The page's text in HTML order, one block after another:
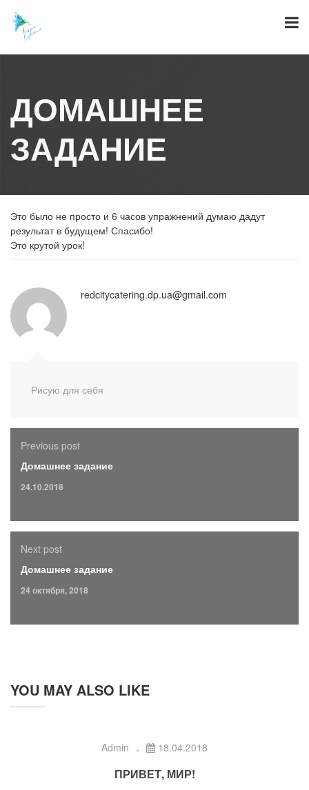
content
ДОМАШНЕЕ
ЗАДАНИЕ
Это было не просто и 6 часов упражнений думаю дадут
результат в будущем! Спасибо!
Это крутой урок!
redcitycatering.dp.ua@gmail.com
Рисую для себя
Previous post
Домашнее задание
24.10.2018
Next post
Домашнее задание
24 октября, 2018
YOU MAY ALSO LIKE
Admin 18.04.2018
ПРИВЕТ, МИР!